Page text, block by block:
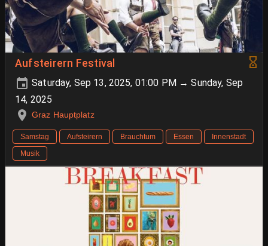
Aufsteirern Festival
Saturday, Sep 13, 2025, 01:00 PM → Sunday, Sep
14, 2025
Graz Hauptplatz
Samstag Aufsteirern Brauchtum Essen
Innenstadt
Musik